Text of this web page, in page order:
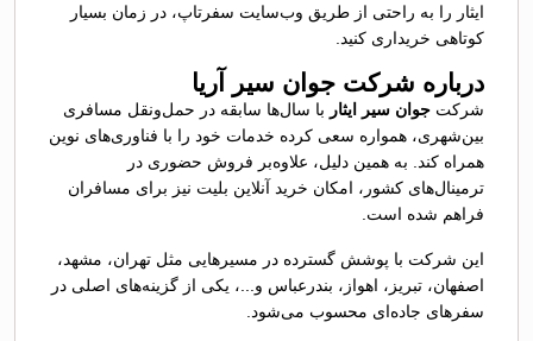
ایثار را به راحتی از طریق وب‌سایت سفرتاپ، در زمان بسیار
کوتاهی خریداری کنید.
درباره شرکت جوان سیر آریا
شرکت جوان سیر ایثار با سال‌ها سابقه در حمل‌ونقل مسافری
بین‌شهری، همواره سعی کرده خدمات خود را با فناوری‌های نوین
همراه کند. به همین دلیل، علاوه‌بر فروش حضوری در
ترمینال‌های کشور، امکان خرید آنلاین بلیت نیز برای مسافران
فراهم شده است.
این شرکت با پوشش گسترده در مسیرهایی مثل تهران، مشهد،
اصفهان، تبریز، اهواز، بندرعباس و...، یکی از گزینه‌های اصلی در
سفرهای جاده‌ای محسوب می‌شود.